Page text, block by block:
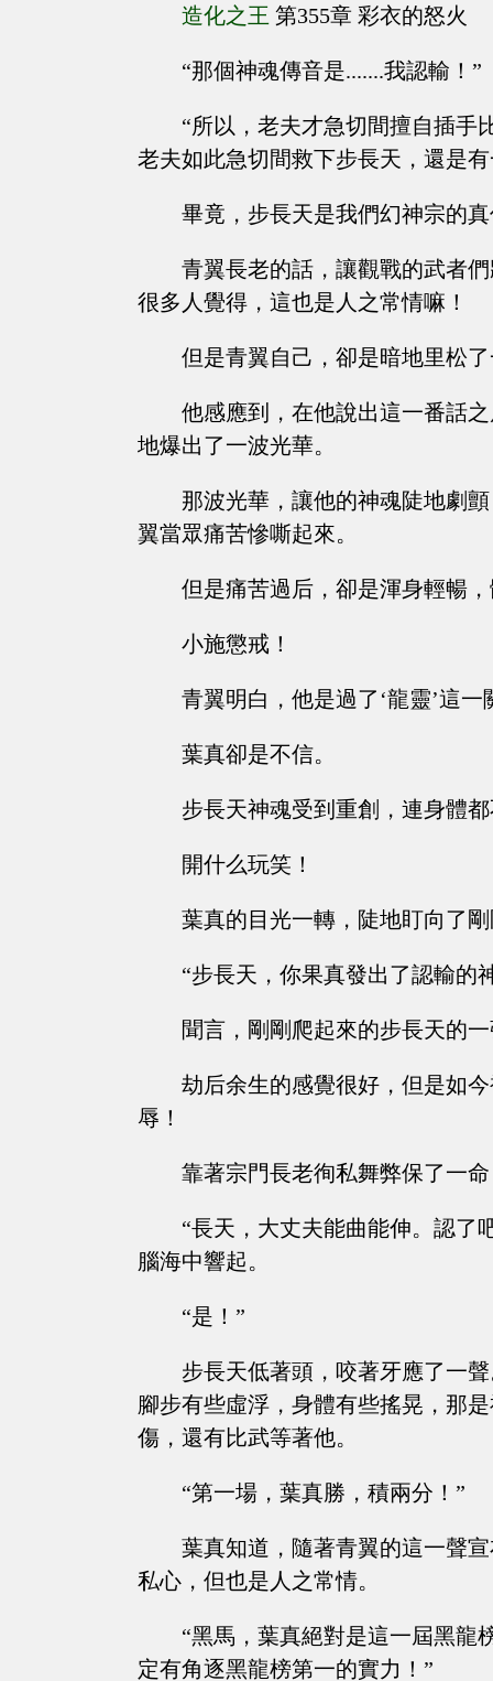
造化之王 第355章 彩衣的怒火
“那個神魂傳音是.......我認輸！”
“所以，老夫才急切間擅自插手
老夫如此急切間救下步長天，還是
畢竟，步長天是我們幻神宗的
青翼長老的話，讓觀戰的武者
很多人覺得，這也是人之常情嘛！
但是青翼自己，卻是暗地里松
他感應到，在他說出這一番話
地爆出了一波光華。
那波光華，讓他的神魂陡地劇
翼當眾痛苦慘嘶起來。
但是痛苦過后，卻是渾身輕暢
小施懲戒！
青翼明白，他是過了‘龍靈’這一
葉真卻是不信。
步長天神魂受到重創，連身體
開什么玩笑！
葉真的目光一轉，陡地盯向了
“步長天，你果真發出了認輸的
聞言，剛剛爬起來的步長天的
劫后余生的感覺很好，但是如
辱！
靠著宗門長老徇私舞弊保了一
“長天，大丈夫能曲能伸。認了
腦海中響起。
“是！”
步長天低著頭，咬著牙應了一
腳步有些虛浮，身體有些搖晃，那
傷，還有比武等著他。
“第一場，葉真勝，積兩分！”
葉真知道，隨著青翼的這一聲
私心，但也是人之常情。
“黑馬，葉真絕對是這一屆黑龍
定有角逐黑龍榜第一的實力！”